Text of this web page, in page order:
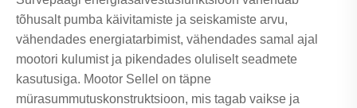
tõhusalt pumba käivitamiste ja seiskamiste arvu,
vähendades energiatarbimist, vähendades samal ajal
mootori kulumist ja pikendades oluliselt seadmete
kasutusiga. Mootor Sellel on täpne
mürasummutuskonstruktsioon, mis tagab vaikse ja